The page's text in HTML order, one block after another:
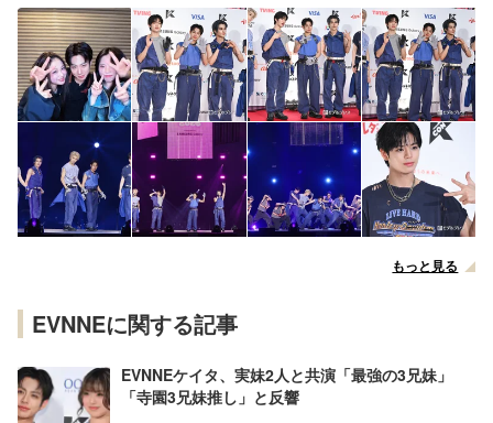
もっと見る
EVNNEに関する記事
EVNNEケイタ、実妹2人と共演「最強の3兄妹」
「寺園3兄妹推し」と反響